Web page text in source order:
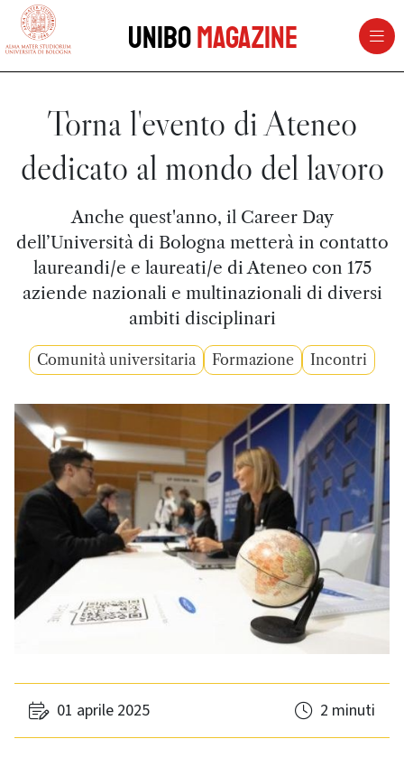
vai al contenuto della pagina
UniboMagazine
Torna l'evento di Ateneo
dedicato al mondo del lavoro
Anche quest'anno, il Career Day
dell’Università di Bologna metterà in contatto
laureandi/e e laureati/e di Ateneo con 175
aziende nazionali e multinazionali di diversi
ambiti disciplinari
Comunità universitaria Formazione Incontri
01 aprile 2025 2 minuti